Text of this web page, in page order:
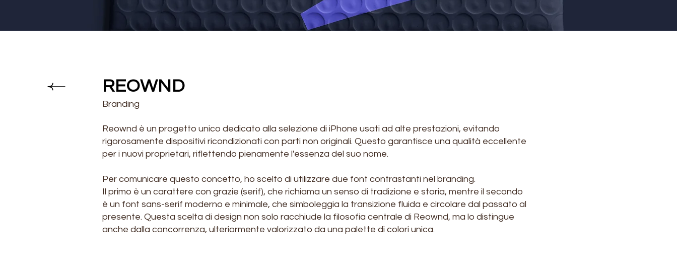
REOWND
Branding
Reownd è un progetto unico dedicato alla selezione di iPhone usati ad alte prestazioni, evitando
rigorosamente dispositivi ricondizionati con parti non originali. Questo garantisce una qualità eccellente
per i nuovi proprietari, riflettendo pienamente l'essenza del suo nome.
Per comunicare questo concetto, ho scelto di utilizzare due font contrastanti nel branding.
Il primo è un carattere con grazie (serif), che richiama un senso di tradizione e storia, mentre il secondo
è un font sans-serif moderno e minimale, che simboleggia la transizione fluida e circolare dal passato al
presente. Questa scelta di design non solo racchiude la filosofia centrale di Reownd, ma lo distingue
anche dalla concorrenza, ulteriormente valorizzato da una palette di colori unica.